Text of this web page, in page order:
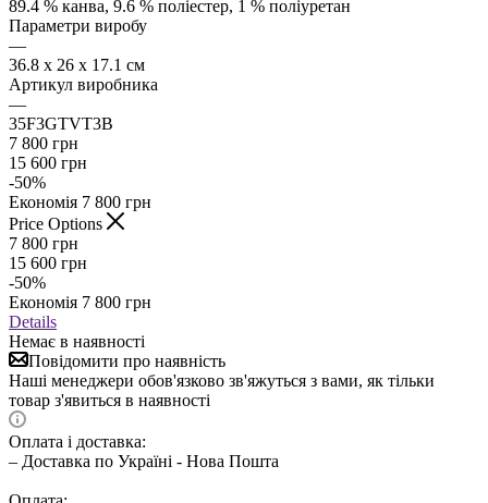
89.4 % канва, 9.6 % поліестер, 1 % поліуретан
Параметри виробу
—
36.8 x 26 x 17.1 см
Артикул виробника
—
35F3GTVT3B
7 800 грн
15 600 грн
-50%
Економія 7 800 грн
Price Options
7 800 грн
15 600 грн
-50%
Економія 7 800 грн
Details
Немає в наявності
Повідомити про наявність
Наші менеджери обов'язково зв'яжуться з вами, як тільки
товар з'явиться в наявності
Оплата і доставка:
– Доставка по Україні - Нова Пошта